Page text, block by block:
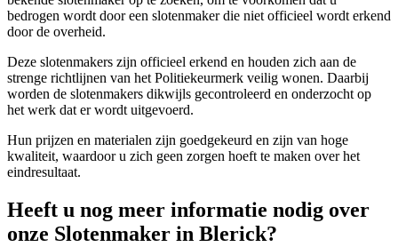
bedrogen wordt door een slotenmaker die niet officieel wordt erkend
door de overheid.
Deze slotenmakers zijn officieel erkend en houden zich aan de
strenge richtlijnen van het Politiekeurmerk veilig wonen. Daarbij
worden de slotenmakers dikwijls gecontroleerd en onderzocht op
het werk dat er wordt uitgevoerd.
Hun prijzen en materialen zijn goedgekeurd en zijn van hoge
kwaliteit, waardoor u zich geen zorgen hoeft te maken over het
eindresultaat.
Heeft u nog meer informatie nodig over
onze Slotenmaker in Blerick?